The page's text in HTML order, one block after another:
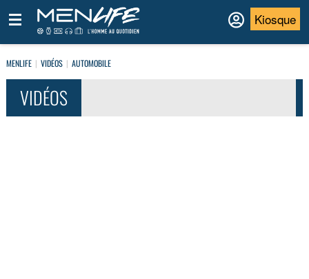
Kiosque
MENLIFE VIDÉOS AUTOMOBILE
VIDÉOS